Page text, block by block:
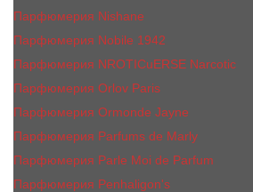
Парфюмерия Nishane
Парфюмерия Nobile 1942
Парфюмерия NROTICuERSE Narcotic
Парфюмерия Orlov Paris
Парфюмерия Ormonde Jayne
Парфюмерия Parfums de Marly
Парфюмерия Parle Moi de Parfum
Парфюмерия Penhaligon's